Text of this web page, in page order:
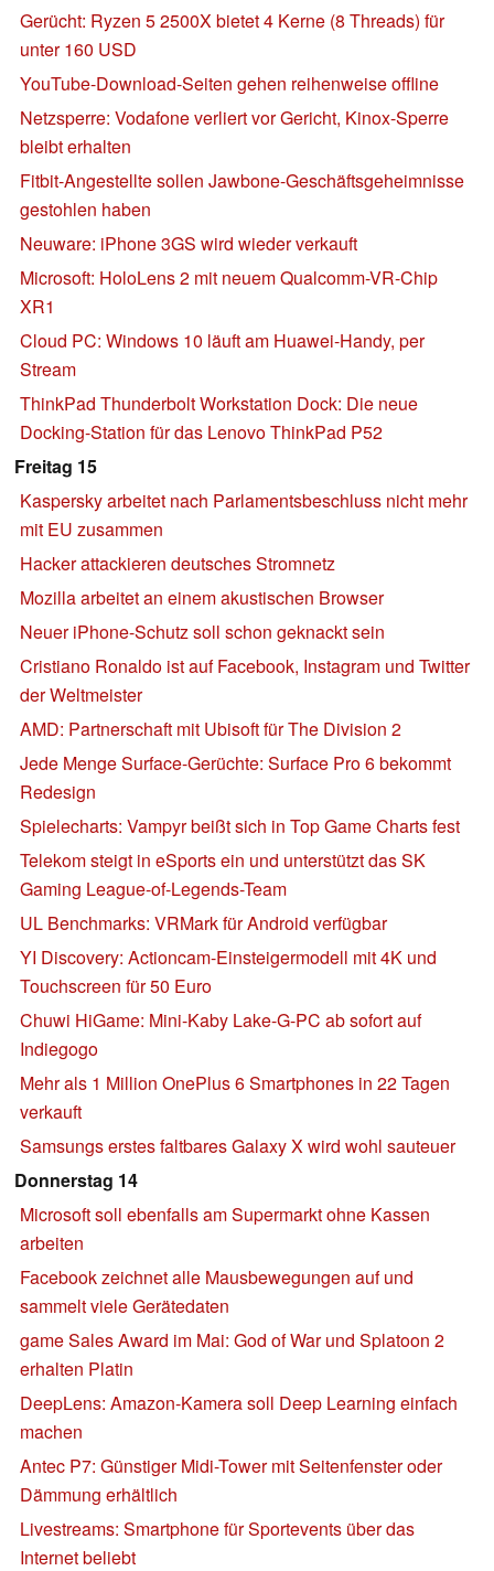
Gerücht: Ryzen 5 2500X bietet 4 Kerne (8 Threads) für
unter 160 USD
YouTube-Download-Seiten gehen reihenweise offline
Netzsperre: Vodafone verliert vor Gericht, Kinox-Sperre
bleibt erhalten
Fitbit-Angestellte sollen Jawbone-Geschäftsgeheimnisse
gestohlen haben
Neuware: iPhone 3GS wird wieder verkauft
Microsoft: HoloLens 2 mit neuem Qualcomm-VR-Chip
XR1
Cloud PC: Windows 10 läuft am Huawei-Handy, per
Stream
ThinkPad Thunderbolt Workstation Dock: Die neue
Docking-Station für das Lenovo ThinkPad P52
Freitag 15
Kaspersky arbeitet nach Parlamentsbeschluss nicht mehr
mit EU zusammen
Hacker attackieren deutsches Stromnetz
Mozilla arbeitet an einem akustischen Browser
Neuer iPhone-Schutz soll schon geknackt sein
Cristiano Ronaldo ist auf Facebook, Instagram und Twitter
der Weltmeister
AMD: Partnerschaft mit Ubisoft für The Division 2
Jede Menge Surface-Gerüchte: Surface Pro 6 bekommt
Redesign
Spielecharts: Vampyr beißt sich in Top Game Charts fest
Telekom steigt in eSports ein und unterstützt das SK
Gaming League-of-Legends-Team
UL Benchmarks: VRMark für Android verfügbar
YI Discovery: Actioncam-Einsteigermodell mit 4K und
Touchscreen für 50 Euro
Chuwi HiGame: Mini-Kaby Lake-G-PC ab sofort auf
Indiegogo
Mehr als 1 Million OnePlus 6 Smartphones in 22 Tagen
verkauft
Samsungs erstes faltbares Galaxy X wird wohl sauteuer
Donnerstag 14
Microsoft soll ebenfalls am Supermarkt ohne Kassen
arbeiten
Facebook zeichnet alle Mausbewegungen auf und
sammelt viele Gerätedaten
game Sales Award im Mai: God of War und Splatoon 2
erhalten Platin
DeepLens: Amazon-Kamera soll Deep Learning einfach
machen
Antec P7: Günstiger Midi-Tower mit Seitenfenster oder
Dämmung erhältlich
Livestreams: Smartphone für Sportevents über das
Internet beliebt